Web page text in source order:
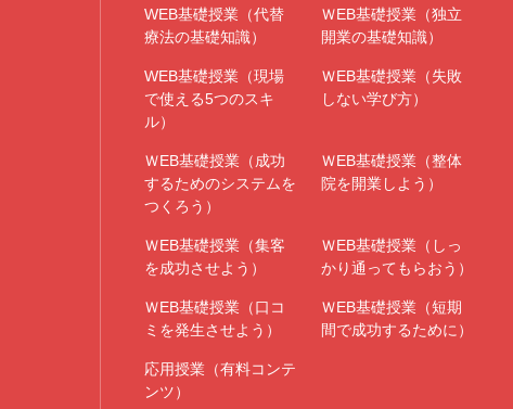
WEB基礎授業（代替
療法の基礎知識）
ＷEB基礎授業（独立
開業の基礎知識）
WEB基礎授業（現場
で使える5つのスキ
ル）
ＷEB基礎授業（失敗
しない学び方）
ＷEB基礎授業（成功
するためのシステムを
つくろう）
ＷEB基礎授業（整体
院を開業しよう）
ＷEB基礎授業（集客
を成功させよう）
ＷEB基礎授業（しっ
かり通ってもらおう）
ＷEB基礎授業（口コ
ミを発生させよう）
ＷEB基礎授業（短期
間で成功するために）
応用授業（有料コンテ
ンツ）